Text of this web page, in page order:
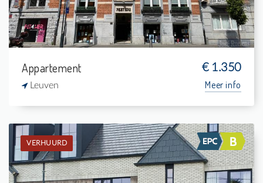
Appartement € 1.350
Leuven Meer info
VERHUURD